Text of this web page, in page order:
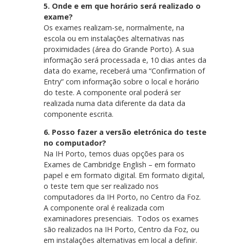
5. Onde e em que horário será realizado o
exame?
Os exames realizam-se, normalmente, na
escola ou em instalações alternativas nas
proximidades (área do Grande Porto). A sua
informação será processada e, 10 dias antes da
data do exame, receberá uma “Confirmation of
Entry” com informação sobre o local e horário
do teste. A componente oral poderá ser
realizada numa data diferente da data da
componente escrita.
6. Posso fazer a versão eletrónica do teste
no computador?
Na IH Porto, temos duas opções para os
Exames de Cambridge English – em formato
papel e em formato digital. Em formato digital,
o teste tem que ser realizado nos
computadores da IH Porto, no Centro da Foz.
A componente oral é realizada com
examinadores presenciais. Todos os exames
são realizados na IH Porto, Centro da Foz, ou
em instalações alternativas em local a definir.